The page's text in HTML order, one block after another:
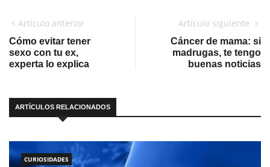
Artículo anterior
Cómo evitar tener
sexo con tu ex,
experta lo explica
Artículo siguiente
Cáncer de mama: si
madrugas, te tengo
buenas noticias
ARTÍCULOS RELACIONADOS
CURIOSIDADES